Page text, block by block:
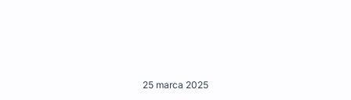
25 marca 2025